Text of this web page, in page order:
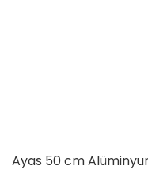
Ayas 50 cm